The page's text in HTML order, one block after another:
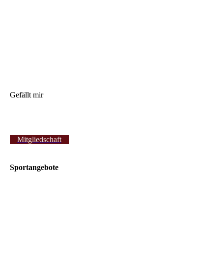
Gefällt mir
Mitgliedschaft
Sportangebote